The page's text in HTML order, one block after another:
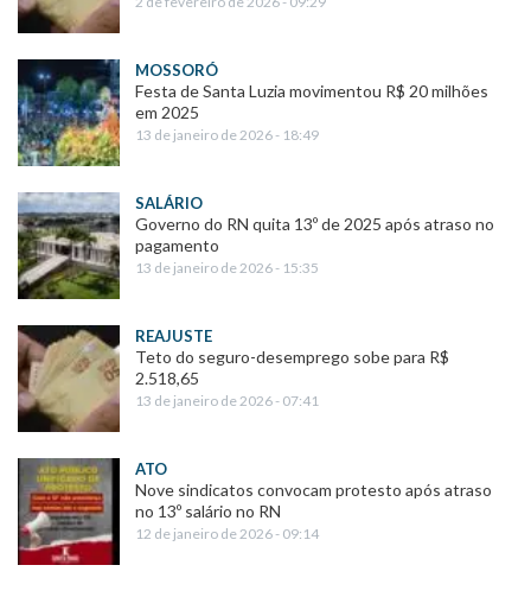
MOSSORÓ
Festa de Santa Luzia movimentou R$ 20 milhões
em 2025
13 de janeiro de 2026 - 18:49
SALÁRIO
Governo do RN quita 13º de 2025 após atraso no
pagamento
13 de janeiro de 2026 - 15:35
REAJUSTE
Teto do seguro-desemprego sobe para R$
2.518,65
13 de janeiro de 2026 - 07:41
ATO
Nove sindicatos convocam protesto após atraso
no 13º salário no RN
12 de janeiro de 2026 - 09:14